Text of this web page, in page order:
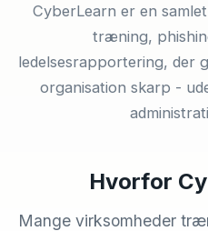
CyberLearn er en
træning,
ledelsesrapportering, der
organisation skarp -
Hvorfor
Mange virksomheder